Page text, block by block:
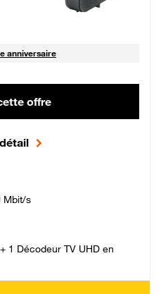
anniversaire
offre
Mbit/s
1 Décodeur TV UHD en